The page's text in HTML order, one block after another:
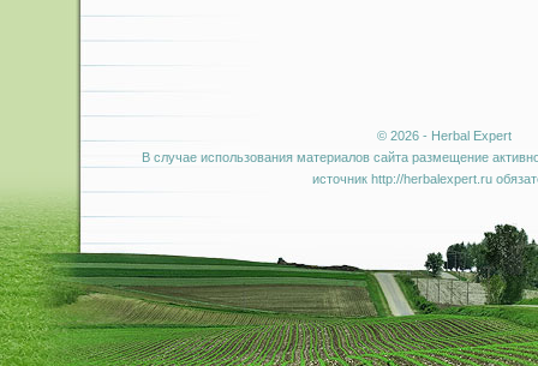
© 2026 - Herbal Expert
В случае использования материалов сайта размещение
источник http://herbalexpert.ru